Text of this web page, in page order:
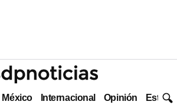
México Internacional Opinión Estilo